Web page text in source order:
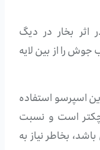
اثر بخار در دیگ
را از بین لایه
اسپرسو استفاده
است و نسبت
در آن 1 به 7 و 1 به 9 می باشد، بخاطر نیاز به